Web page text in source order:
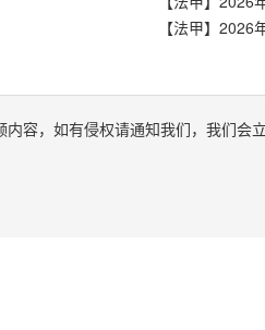
容，如有侵权请通知我们，我们会立